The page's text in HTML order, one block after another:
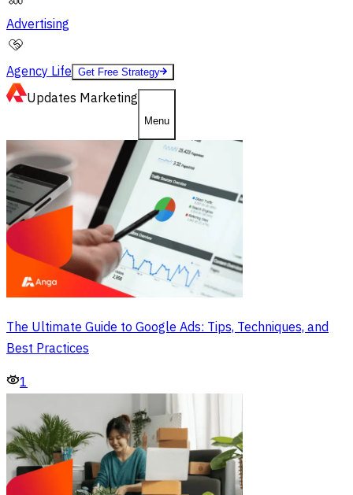
Advertising
Agency Life Get Free Strategy
Updates Marketing
Menu
The Ultimate Guide to Google Ads: Tips, Techniques, and
Best Practices
1